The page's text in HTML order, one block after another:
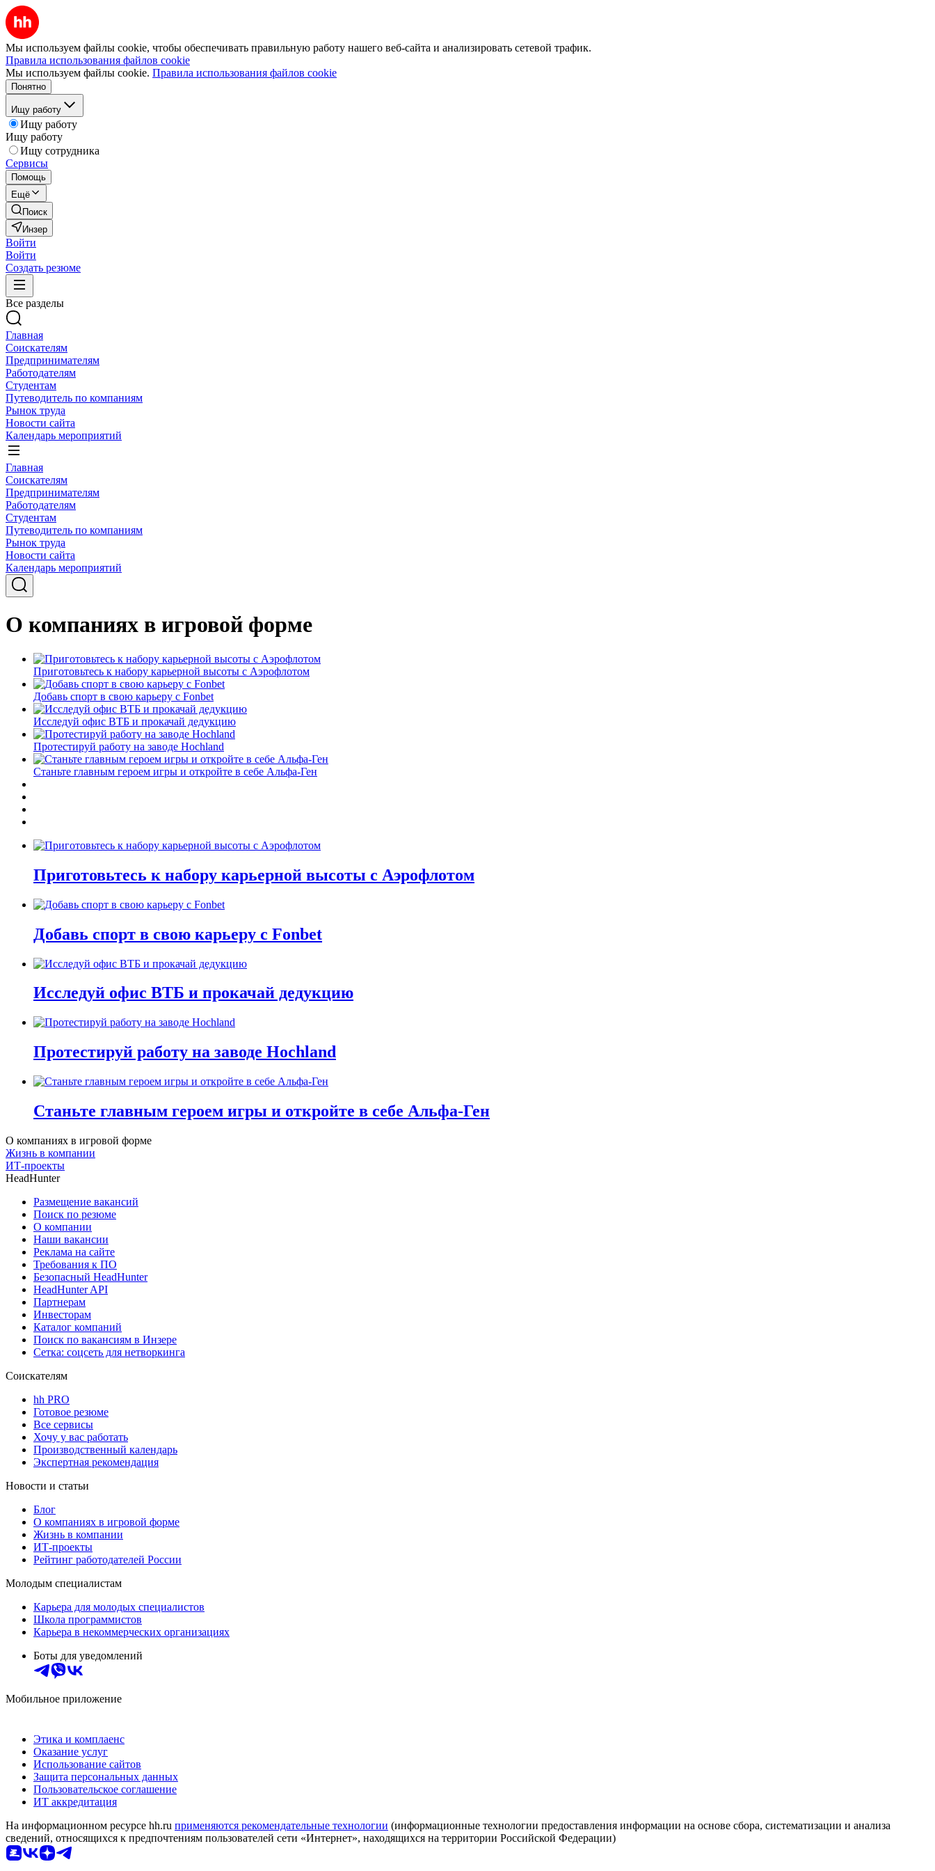
Мы используем файлы cookie, чтобы обеспечивать правильную работу нашего веб-сайта и анализировать сетевой трафик.
Правила использования файлов cookie
Мы используем файлы cookie. Правила использования файлов cookie
Понятно
Ищу работу
Ищу работу
Ищу работу
Ищу сотрудника
Сервисы
Помощь
Ещё
Поиск
Инзер
Войти
Войти
Создать резюме
Все разделы
Главная
Соискателям
Предпринимателям
Работодателям
Студентам
Путеводитель по компаниям
Рынок труда
Новости сайта
Календарь мероприятий
Главная
Соискателям
Предпринимателям
Работодателям
Студентам
Путеводитель по компаниям
Рынок труда
Новости сайта
Календарь мероприятий
О компаниях в игровой форме
Приготовьтесь к набору карьерной высоты с Аэрофлотом
Добавь спорт в свою карьеру с Fonbet
Исследуй офис ВТБ и прокачай дедукцию
Протестируй работу на заводе Hochland
Станьте главным героем игры и откройте в себе Альфа-Ген
Приготовьтесь к набору карьерной высоты с Аэрофлотом
Добавь спорт в свою карьеру с Fonbet
Исследуй офис ВТБ и прокачай дедукцию
Протестируй работу на заводе Hochland
Станьте главным героем игры и откройте в себе Альфа-Ген
О компаниях в игровой форме
Жизнь в компании
ИТ-проекты
HeadHunter
Размещение вакансий
Поиск по резюме
О компании
Наши вакансии
Реклама на сайте
Требования к ПО
Безопасный HeadHunter
HeadHunter API
Партнерам
Инвесторам
Каталог компаний
Поиск по вакансиям в Инзере
Сетка: соцсеть для нетворкинга
Соискателям
hh PRO
Готовое резюме
Все сервисы
Хочу у вас работать
Производственный календарь
Экспертная рекомендация
Новости и статьи
Блог
О компаниях в игровой форме
Жизнь в компании
ИТ-проекты
Рейтинг работодателей России
Молодым специалистам
Карьера для молодых специалистов
Школа программистов
Карьера в некоммерческих организациях
Боты для уведомлений
Мобильное приложение
Этика и комплаенс
Оказание услуг
Использование сайтов
Защита персональных данных
Пользовательское соглашение
ИТ аккредитация
На информационном ресурсе hh.ru применяются рекомендательные технологии (информационные технологии предоставления информации на основе сбора, систематизации и анализа
сведений, относящихся к предпочтениям пользователей сети «Интернет», находящихся на территории Российской Федерации)